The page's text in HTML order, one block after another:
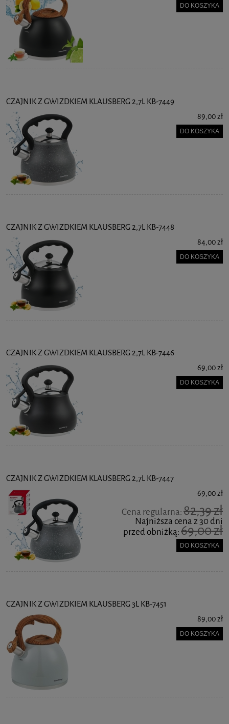
DO KOSZYKA
CZAJNIK Z GWIZDKIEM KLAUSBERG 2,7L KB-7449
89,00 zł
DO KOSZYKA
CZAJNIK Z GWIZDKIEM KLAUSBERG 2,7L KB-7448
84,00 zł
DO KOSZYKA
CZAJNIK Z GWIZDKIEM KLAUSBERG 2,7L KB-7446
69,00 zł
DO KOSZYKA
CZAJNIK Z GWIZDKIEM KLAUSBERG 2,7L KB-7447
69,00 zł
Cena regularna:82,39 zł
Najniższa cena z 30 dni
przed obniżką:69,00 zł
DO KOSZYKA
CZAJNIK Z GWIZDKIEM KLAUSBERG 3L KB-7451
89,00 zł
DO KOSZYKA